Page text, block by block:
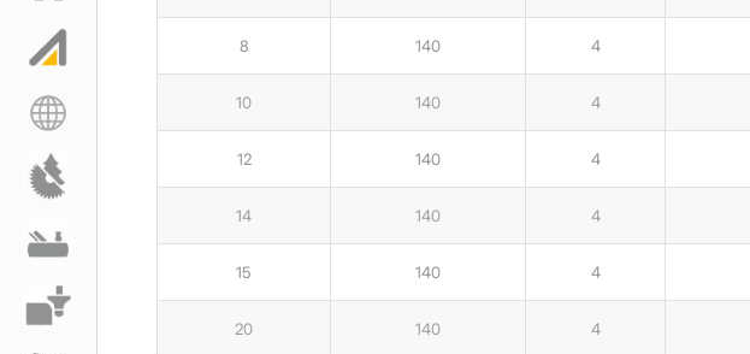
8 140 4
10 140 4
12 140 4
14 140 4
15 140 4
20 140 4